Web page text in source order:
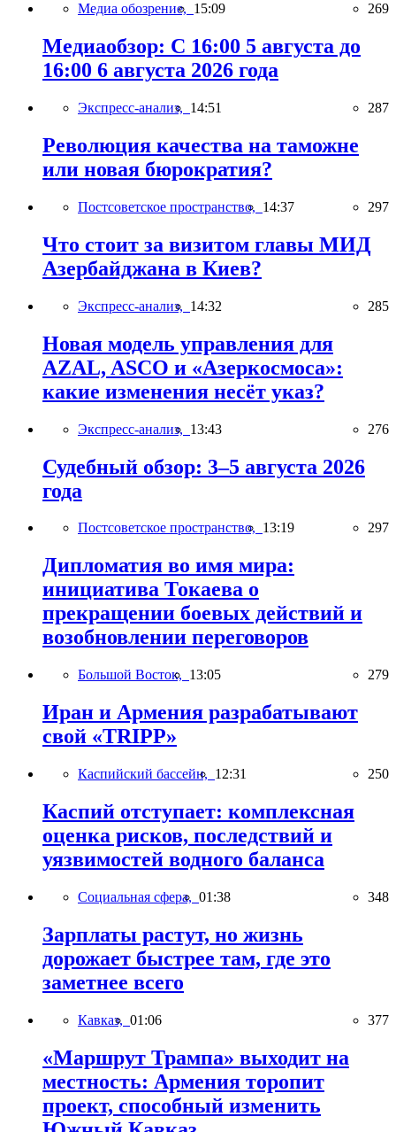
Медиа обозрение, 15:09 269
Медиаобзор: С 16:00 5 августа до
16:00 6 августа 2026 года
Экспресс-анализ, 14:51 287
Революция качества на таможне
или новая бюрократия?
Постсоветское пространство, 14:37 297
Что стоит за визитом главы МИД
Азербайджана в Киев?
Экспресс-анализ, 14:32 285
Новая модель управления для
AZAL, ASCO и «Азеркосмоса»:
какие изменения несёт указ?
Экспресс-анализ, 13:43 276
Судебный обзор: 3–5 августа 2026
года
Постсоветское пространство, 13:19 297
Дипломатия во имя мира:
инициатива Токаева о
прекращении боевых действий и
возобновлении переговоров
Большой Восток, 13:05 279
Иран и Армения разрабатывают
свой «TRIPP»
Каспийский бассейн, 12:31 250
Каспий отступает: комплексная
оценка рисков, последствий и
уязвимостей водного баланса
Социальная сфера, 01:38 348
Зарплаты растут, но жизнь
дорожает быстрее там, где это
заметнее всего
Кавказ, 01:06 377
«Маршрут Трампа» выходит на
местность: Армения торопит
проект, способный изменить